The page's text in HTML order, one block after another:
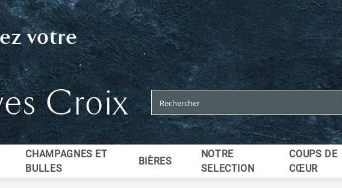
votre
Croix
CHAMPAGNES ET
BULLES
BIÈRES
NOTRE
SELECTION
COUPS DE
CŒUR